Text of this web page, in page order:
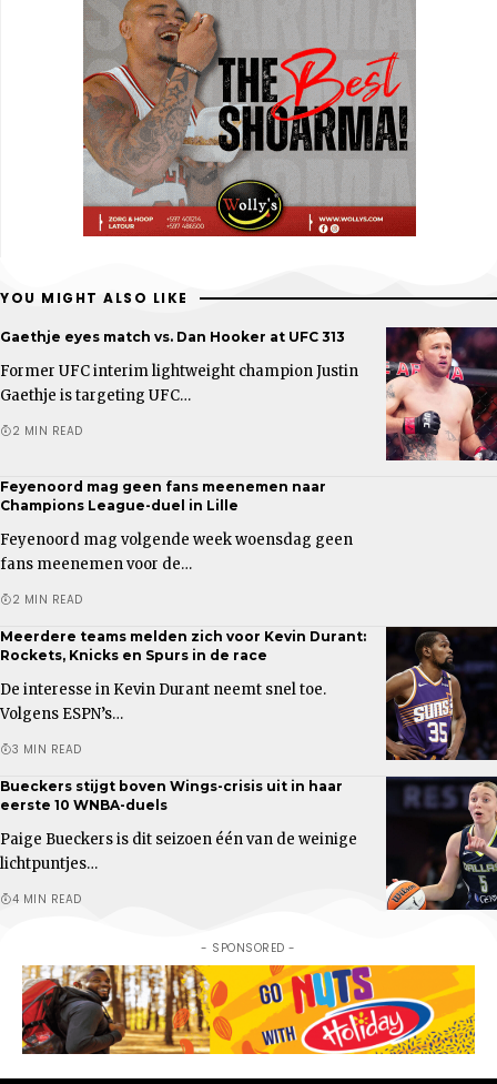
YOU MIGHT ALSO LIKE
Gaethje eyes match vs. Dan Hooker at UFC 313
Former UFC interim lightweight champion Justin
Gaethje is targeting UFC…
2 MIN READ
Feyenoord mag geen fans meenemen naar
Champions League-duel in Lille
Feyenoord mag volgende week woensdag geen
fans meenemen voor de…
2 MIN READ
Meerdere teams melden zich voor Kevin Durant:
Rockets, Knicks en Spurs in de race
De interesse in Kevin Durant neemt snel toe.
Volgens ESPN’s…
3 MIN READ
Bueckers stijgt boven Wings-crisis uit in haar
eerste 10 WNBA-duels
Paige Bueckers is dit seizoen één van de weinige
lichtpuntjes…
4 MIN READ
- SPONSORED -